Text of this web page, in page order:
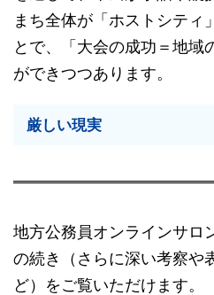
まち全体が「ホストシティ
とで、「大会の成功＝地域
ができつつあります。
厳しい現実
地方公務員オンラインサロ
の続き（さらに深い考察や
ど）をご覧いただけます。